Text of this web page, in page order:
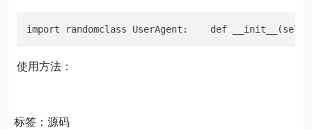
import randomclass UserAgent:    def
使用方法：
标签：源码